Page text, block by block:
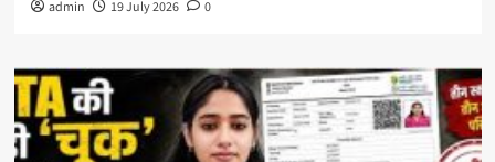
admin 19 July 2026 0